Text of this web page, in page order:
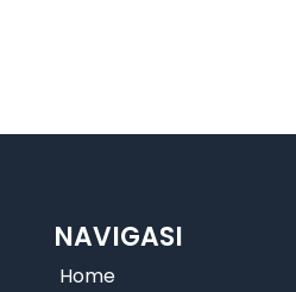
NAVIGASI
Home